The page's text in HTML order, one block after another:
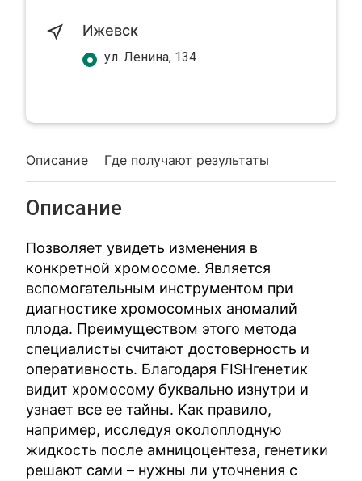
Описание Где получают результаты
Описание
Позволяет увидеть изменения в
конкретной хромосоме. Является
вспомогательным инструментом при
диагностике хромосомных аномалий
плода. Преимуществом этого метода
специалисты считают достоверность и
оперативность. Благодаря FISHгенетик
видит хромосому буквально изнутри и
узнает все ее тайны. Как правило,
например, исследуя околоплодную
жидкость после амницоцентеза, генетики
решают сами – нужны ли уточнения с
Ижевск
ул. Ленина, 134